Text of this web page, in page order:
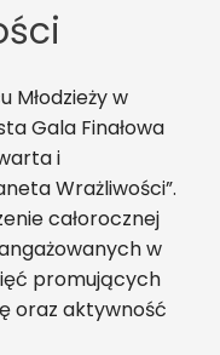
Młodzieży w
Gala Finałowa
i
Wrażliwości”.
całorocznej
w
promujących
oraz aktywność